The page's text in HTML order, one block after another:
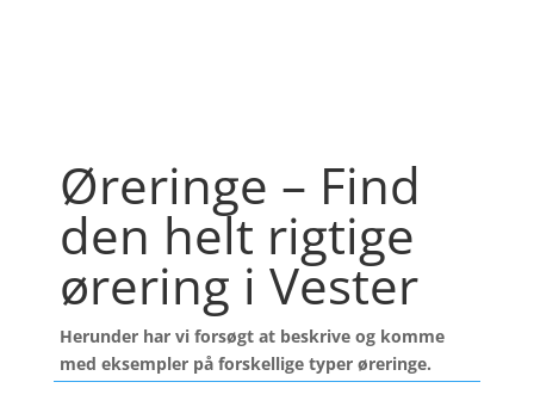
Øreringe – Find
den helt rigtige
ørering i Vester
Herunder har vi forsøgt at beskrive og komme
med eksempler på forskellige typer øreringe.